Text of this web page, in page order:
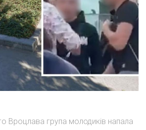
Вроцлава група молодиків напала